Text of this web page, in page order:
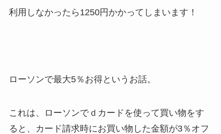
利用しなかったら1250円かかってしまいます！
ローソンで最大5％お得というお話。
これは、ローソンでｄカードを使って買い物をす
ると、カード請求時にお買い物した金額が3％オフ